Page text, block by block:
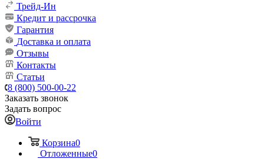
Трейд-Ин
Кредит и рассрочка
Гарантия
Доставка и оплата
Отзывы
Контакты
Статьи
8 (800) 500-00-22
Заказать звонок
Задать вопрос
Войти
Корзина0
Отложенные0